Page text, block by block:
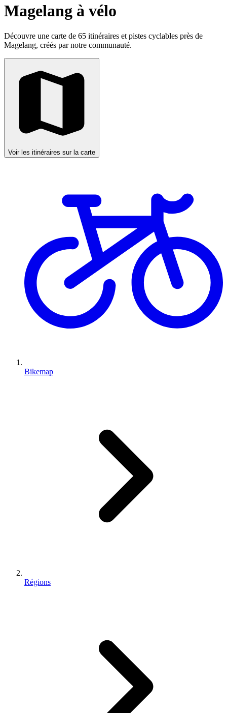
Magelang à vélo
Découvre une carte de 65 itinéraires et pistes cyclables près de
Magelang, créés par notre communauté.
Voir les itinéraires sur la carte
Bikemap
Régions